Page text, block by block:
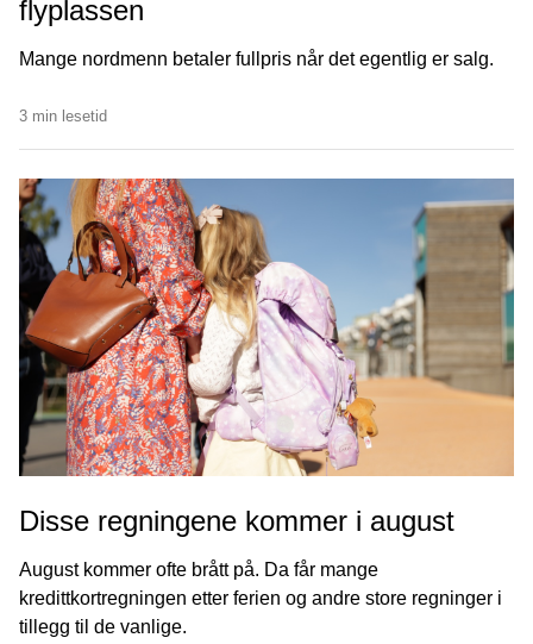
flyplassen
Mange nordmenn betaler fullpris når det egentlig er salg.
3 min lesetid
Disse regningene kommer i august
August kommer ofte brått på. Da får mange
kredittkortregningen etter ferien og andre store regninger i
tillegg til de vanlige.